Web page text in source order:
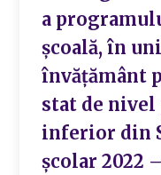
a
școală, în
învățământ
stat de nivel
inferior din
școlar 2022